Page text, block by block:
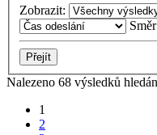
Zobrazit:
Nalezeno 68 výsledků
1
2